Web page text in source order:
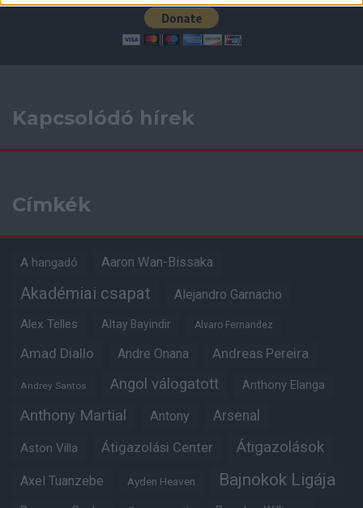
Kapcsolódó hírek
Címkék
A hangadó Aaron Wan-Bissaka
Akadémiai csapat Alejandro Garnacho
Alex Telles Altay Bayindir Alvaro Fernandez
Amad Diallo Andre Onana Andreas Pereira
Andrey Santos Angol válogatott Anthony Elanga
Anthony Martial Antony Arsenal
Aston Villa Átigazolási Center Átigazolások
Axel Tuanzebe Ayden Heaven Bajnokok Ligája